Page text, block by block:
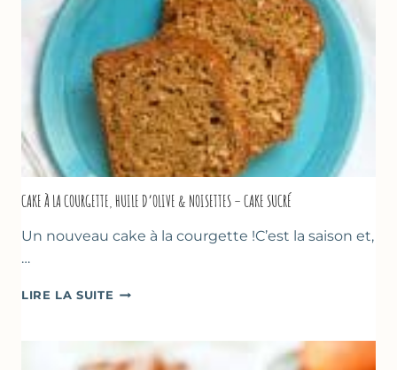
CAKE À LA COURGETTE, HUILE D’OLIVE & NOISETTES – CAKE SUCRÉ
Un nouveau cake à la courgette !C’est la saison et,
…
LIRE LA SUITE CAKE
COURGETTE,
HUILE